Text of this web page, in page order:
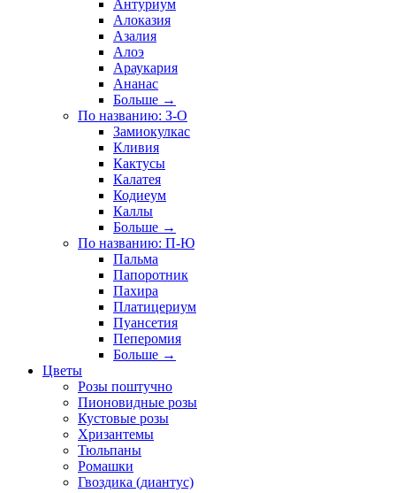
Антуриум
Алоказия
Азалия
Алоэ
Араукария
Ананас
Больше →
По названию: З-О
Замиокулкас
Кливия
Кактусы
Калатея
Кодиеум
Каллы
Больше →
По названию: П-Ю
Пальма
Папоротник
Пахира
Платицериум
Пуансетия
Пеперомия
Больше →
Цветы
Розы поштучно
Пионовидные розы
Кустовые розы
Хризантемы
Тюльпаны
Ромашки
Гвоздика (диантус)